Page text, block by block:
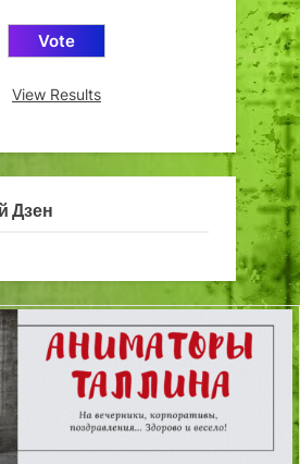
View Results
Дзен